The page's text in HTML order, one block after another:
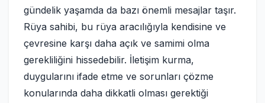
gündelik yaşamda da bazı önemli mesajlar taşır.
Rüya sahibi, bu rüya aracılığıyla kendisine ve
çevresine karşı daha açık ve samimi olma
gerekliliğini hissedebilir. İletişim kurma,
duygularını ifade etme ve sorunları çözme
konularında daha dikkatli olması gerektiği